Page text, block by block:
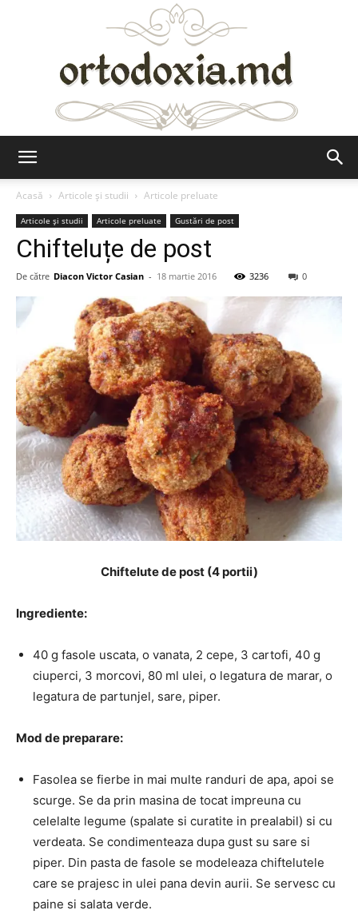
Acasă
Articole şi studii Articole preluate
Articole şi studii Articole preluate Gustări de post
Chifteluțe de post
De către Diacon Victor Casian - 18 martie 2016 3236 0
Chiftelute de post (4 portii)
Ingrediente:
40 g fasole uscata, o vanata, 2 cepe, 3 cartofi, 40 g
ciuperci, 3 morcovi, 80 ml ulei, o legatura de marar, o
legatura de partunjel, sare, piper.
Mod de preparare:
Fasolea se fierbe in mai multe randuri de apa, apoi se
scurge. Se da prin masina de tocat impreuna cu
celelalte legume (spalate si curatite in prealabil) si cu
verdeata. Se condimenteaza dupa gust su sare si
piper. Din pasta de fasole se modeleaza chiftelutele
care se prajesc in ulei pana devin aurii. Se servesc cu
paine si salata verde.